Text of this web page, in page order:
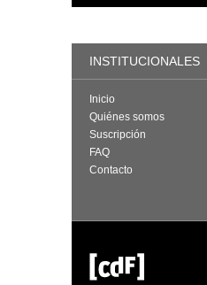
INSTITUCIONALES
Inicio
Quiénes somos
Suscripción
FAQ
Contacto